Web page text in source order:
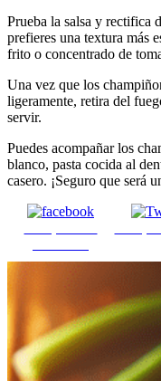
Prueba la salsa y rectifica
prefieres una textura más
frito o concentrado de
Una vez que los
ligeramente, retira del
servir.
Puedes acompañar los
blanco, pasta cocida al
casero. ¡Seguro que será